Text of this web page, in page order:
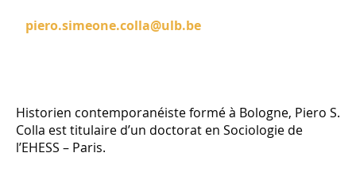
piero.simeone.colla@ulb.be
Historien contemporanéiste formé à Bologne, Piero S.
Colla est titulaire d’un doctorat en Sociologie de
l’EHESS – Paris.